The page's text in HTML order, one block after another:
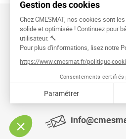
CMESMAT
91026 EVRY